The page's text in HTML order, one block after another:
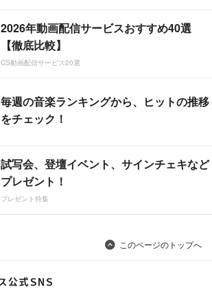
2026年動画配信サービスおすすめ40選
【徹底比較】
CS動画配信サービス20選
毎週の音楽ランキングから、ヒットの推移
をチェック！
試写会、登壇イベント、サインチェキなど
プレゼント！
プレゼント特集
このページのトップへ